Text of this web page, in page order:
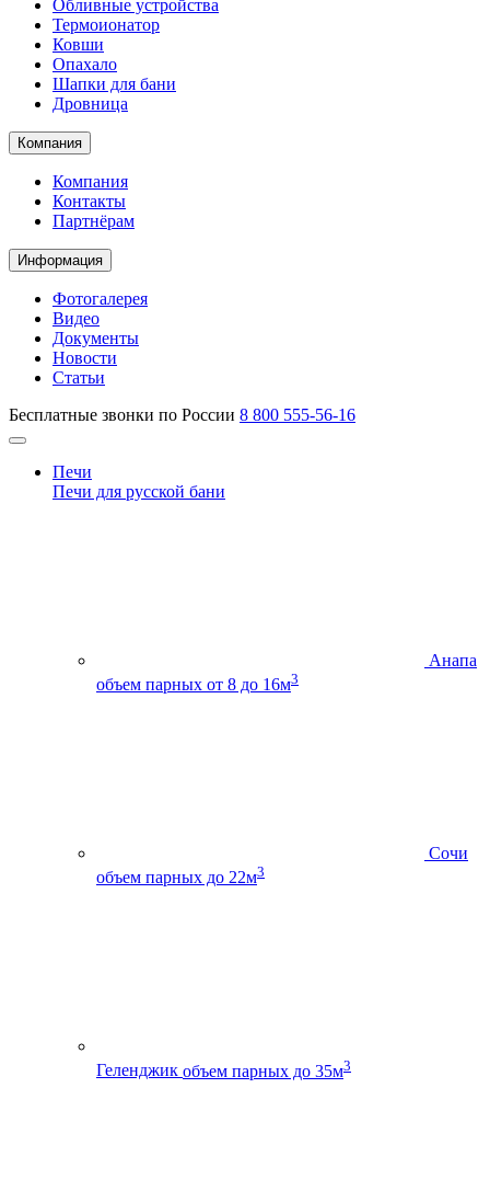
Обливные устройства
Термоионатор
Ковши
Опахало
Шапки для бани
Дровница
Компания
Компания
Контакты
Партнёрам
Информация
Фотогалерея
Видео
Документы
Новости
Статьи
Бесплатные звонки по России 8 800 555-56-16
Печи
Печи для русской бани
Анапа
объем парных от 8 до 16м3
Сочи
объем парных до 22м3
Геленджик объем парных до 35м3